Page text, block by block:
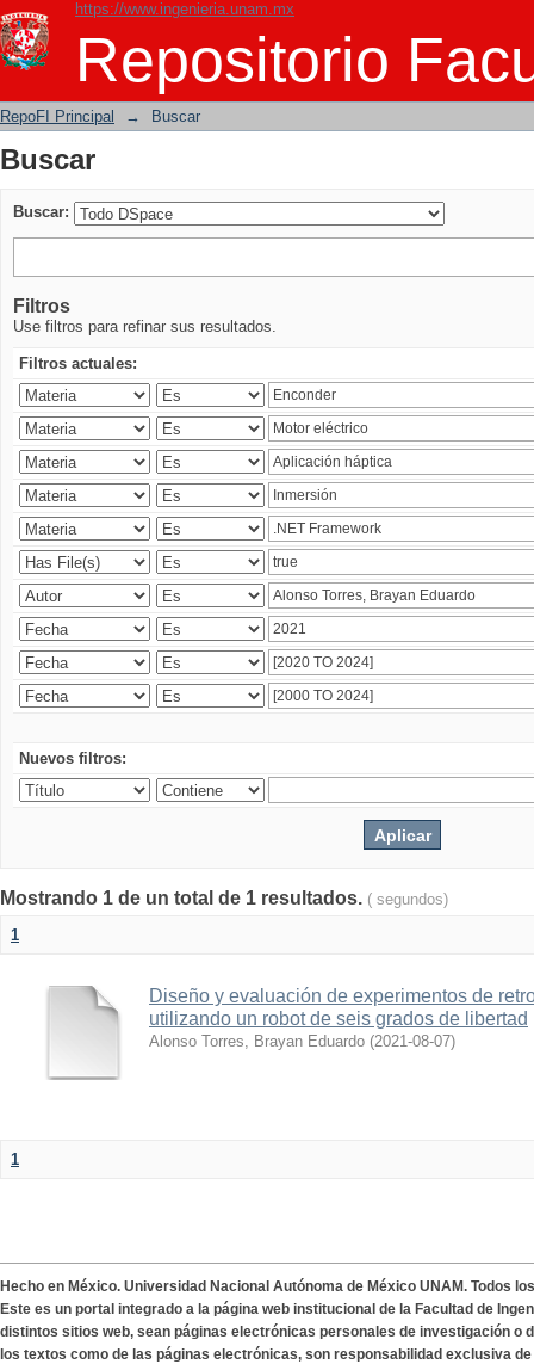
https://www.ingenieria.unam.mx
Repositorio
Buscar
RepoFI Principal → Buscar
Buscar
Buscar:
Filtros
Use filtros para refinar sus resultados.
Filtros actuales:
Nuevos filtros:
Mostrando 1 de un total de 1 resultados. ( segundos)
1
Diseño y evaluación de experimentos de
utilizando un robot de seis grados de libertad
Alonso Torres, Brayan Eduardo (2021-08-07)
1
Hecho en México. Universidad Nacional Autónoma de México UNAM. Todos
Este es un portal integrado a la página web institucional de la Facultad de
distintos sitios web, sean páginas electrónicas personales de investigación o
los textos como de las páginas electrónicas, son responsabilidad exclusiva